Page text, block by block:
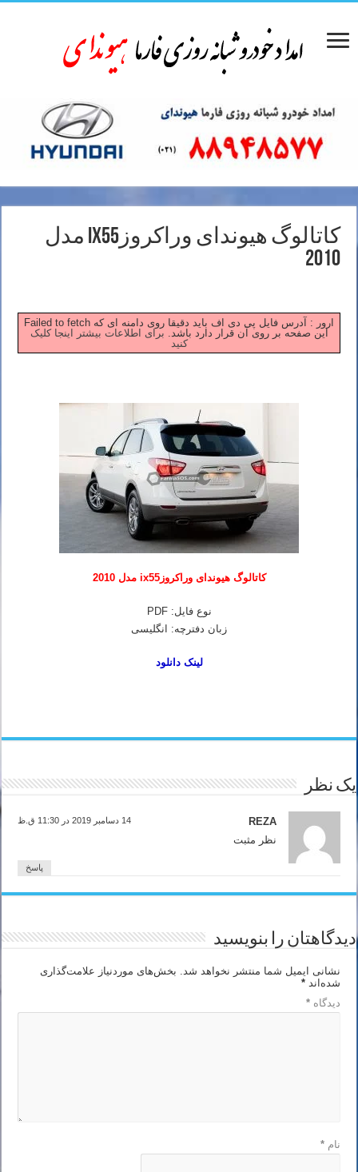
کاتالوگ هیوندای وراکروزix55 مدل
2010
Failed to fetch ارور : آدرس فایل پی دی اف باید دقیقا روی دامنه ای که
این صفحه بر روی آن قرار دارد باشد. برای اطلاعات بیشتر اینجا کلیک
کنید
کاتالوگ هیوندای وراکروزix55 مدل 2010
نوع فایل: PDF
زبان دفترچه: انگلیسی
لینک دانلود
یک نظر
REZA 14 دسامبر 2019 در 11:30 ق.ظ
نظر مثبت
پاسخ
دیدگاهتان را بنویسید
نشانی ایمیل شما منتشر نخواهد شد.
بخش‌های موردنیاز علامت‌گذاری
شده‌اند*
دیدگاه*
نام*